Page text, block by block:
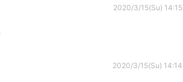
2020/3/15(Su) 14:15
2020/3/15(Su) 14:14